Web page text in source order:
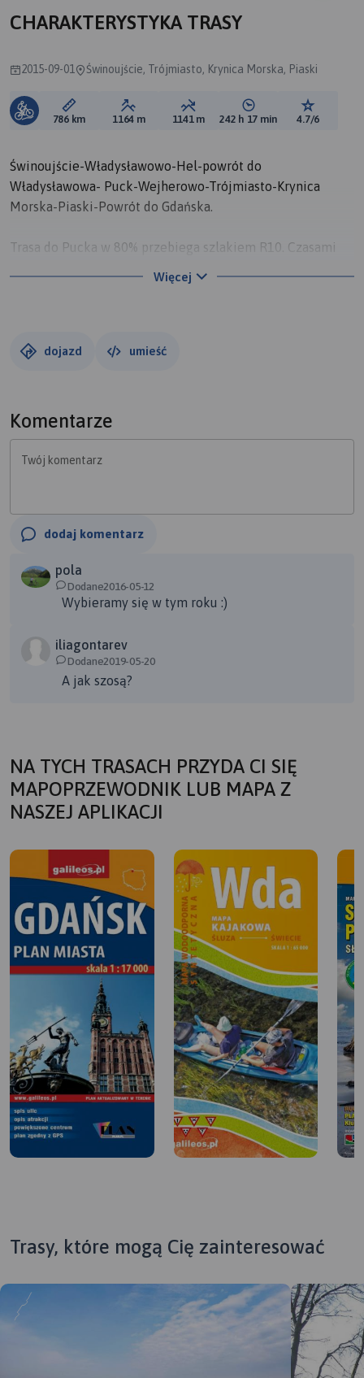
CHARAKTERYSTYKA TRASY
2015-09-01 Świnoujście, Trójmiasto, Krynica Morska, Piaski
Długość trasy:
786 km Suma przewyższeń:
1164 m Suma spadków:
1141 m Średni czas potrzebny
242 h 17 min Ocena
4.7/6
Świnoujście-Władysławowo-Hel-powrót do
Władysławowa- Puck-Wejherowo-Trójmiasto-Krynica
Morska-Piaski-Powrót do Gdańska.
Trasa do Pucka w 80% przebiega szlakiem R10. Czasami
morza. Szlak miejscami jest beznadziejnie oznakowany i
Więcej
dojazd umieść
Komentarze
Twój komentarz
dodaj komentarz
pola
Dodane2016-05-12
Wybieramy się w tym roku :)
iliagontarev
Dodane2019-05-20
A jak szosą?
NA TYCH TRASACH PRZYDA CI SIĘ
MAPOPRZEWODNIK LUB MAPA Z
NASZEJ APLIKACJI
Trasy, które mogą Cię zainteresować